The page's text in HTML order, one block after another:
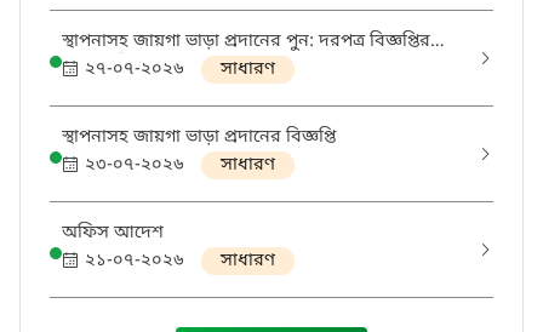
স্থাপনাসহ জায়গা ভাড়া প্রদানের পুন: দরপত্র বিজ্ঞপ্তির
সংশোধনী
২৭-০৭-২০২৬ সাধারণ
স্থাপনাসহ জায়গা ভাড়া প্রদানের বিজ্ঞপ্তি
২৩-০৭-২০২৬
সাধারণ
অফিস আদেশ
২১-০৭-২০২৬
সাধারণ